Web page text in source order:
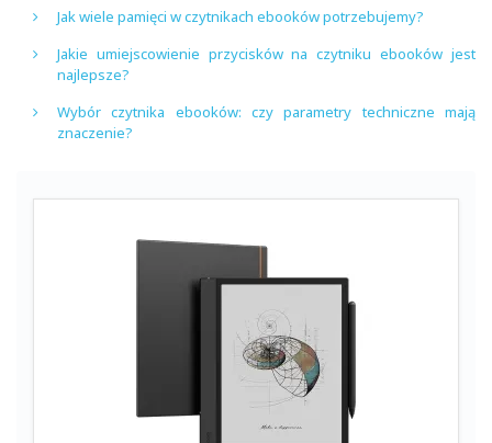
Jak wiele pamięci w czytnikach ebooków potrzebujemy?
Jakie umiejscowienie przycisków na czytniku ebooków jest
najlepsze?
Wybór czytnika ebooków: czy parametry techniczne mają
znaczenie?